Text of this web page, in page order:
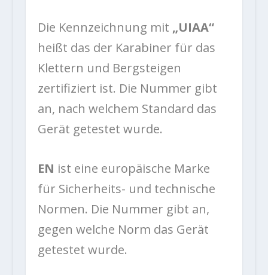
Die Kennzeichnung mit „UIAA“
heißt das der Karabiner für das
Klettern und Bergsteigen
zertifiziert ist. Die Nummer gibt
an, nach welchem Standard das
Gerät getestet wurde.
EN ist eine europäische Marke
für Sicherheits- und technische
Normen. Die Nummer gibt an,
gegen welche Norm das Gerät
getestet wurde.